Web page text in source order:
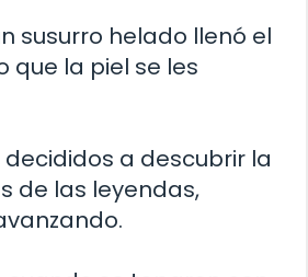
susurro helado llenó el
que la piel se les
a descubrir la
de las leyendas,